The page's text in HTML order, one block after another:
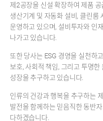
제2공장을 신설 확장하여 제품
생산기계 및 자동화 설비, 클린룸
운영하고 있으며, 설비투자와 인
나가고 있습니다.
또한 당사는 ESG 경영을 실천하
보호, 사회적 책임, 그리고 투명
성장을 추구하고 있습니다.
인류의 건강과 행복을 추구하는
발전을 함께하는 믿음직한 동반
다하겠습니다.